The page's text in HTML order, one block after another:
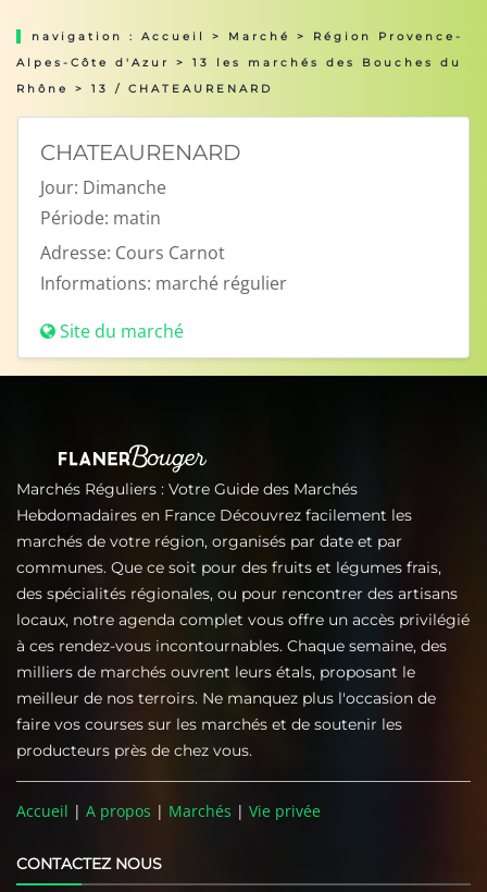
navigation : Accueil > Marché > Région Provence-
Alpes-Côte d'Azur
> 13 les marchés des Bouches du
Rhône
> 13 / CHATEAURENARD
CHATEAURENARD
Jour: Dimanche
Période: matin
Adresse: Cours Carnot
Informations: marché régulier
Site du marché
Marchés Réguliers : Votre Guide des Marchés
Hebdomadaires en France Découvrez facilement les
marchés de votre région, organisés par date et par
communes. Que ce soit pour des fruits et légumes frais,
des spécialités régionales, ou pour rencontrer des artisans
locaux, notre agenda complet vous offre un accès privilégié
à ces rendez-vous incontournables. Chaque semaine, des
milliers de marchés ouvrent leurs étals, proposant le
meilleur de nos terroirs. Ne manquez plus l'occasion de
faire vos courses sur les marchés et de soutenir les
producteurs près de chez vous.
Accueil | A propos | Marchés | Vie privée
CONTACTEZ NOUS